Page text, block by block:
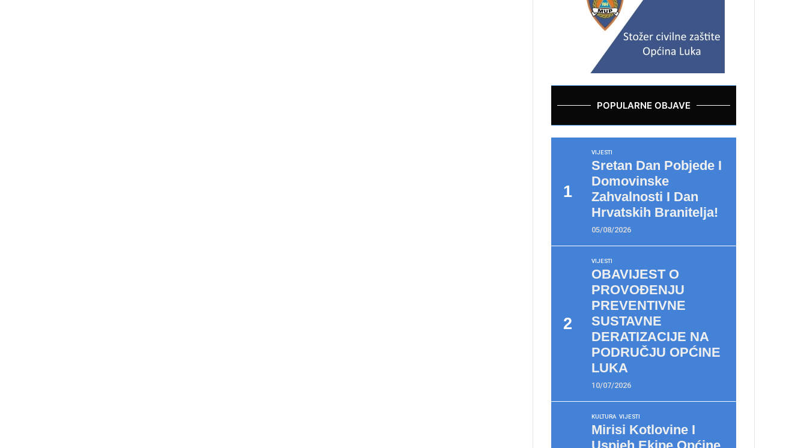
POPULARNE OBJAVE
VIJESTI
Sretan Dan Pobjede I
Domovinske
Zahvalnosti I Dan
Hrvatskih Branitelja!
05/08/2026
VIJESTI
OBAVIJEST O
PROVOĐENJU
PREVENTIVNE
SUSTAVNE
DERATIZACIJE NA
PODRUČJU OPĆINE
LUKA
10/07/2026
KULTURA VIJESTI
Mirisi Kotlovine I
Uspjeh Ekipe Općine